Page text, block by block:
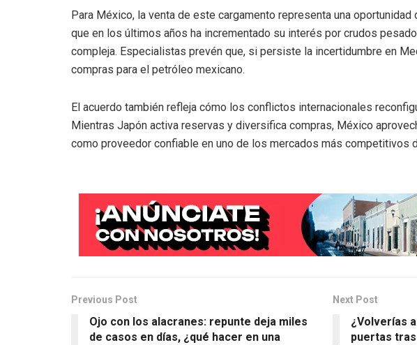
Para México, la venta de este cargamento representa una
que en los últimos años ha incrementado su interés por crudos
compleja. Especialistas prevén que, si persiste la incertidumbre en
compras para el petróleo mexicano.
El acuerdo también refleja cómo los conflictos internacionales
Mientras Japón activa reservas y diversifica compras, México
como proveedor confiable en uno de los mercados más competitivos
Previous Post
Ojo con los alacranes: repunte deja miles
de casos en días, ¿qué hacer en una
Next Post
¿Volverías
puertas